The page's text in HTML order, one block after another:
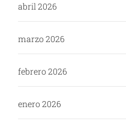
abril 2026
marzo 2026
febrero 2026
enero 2026